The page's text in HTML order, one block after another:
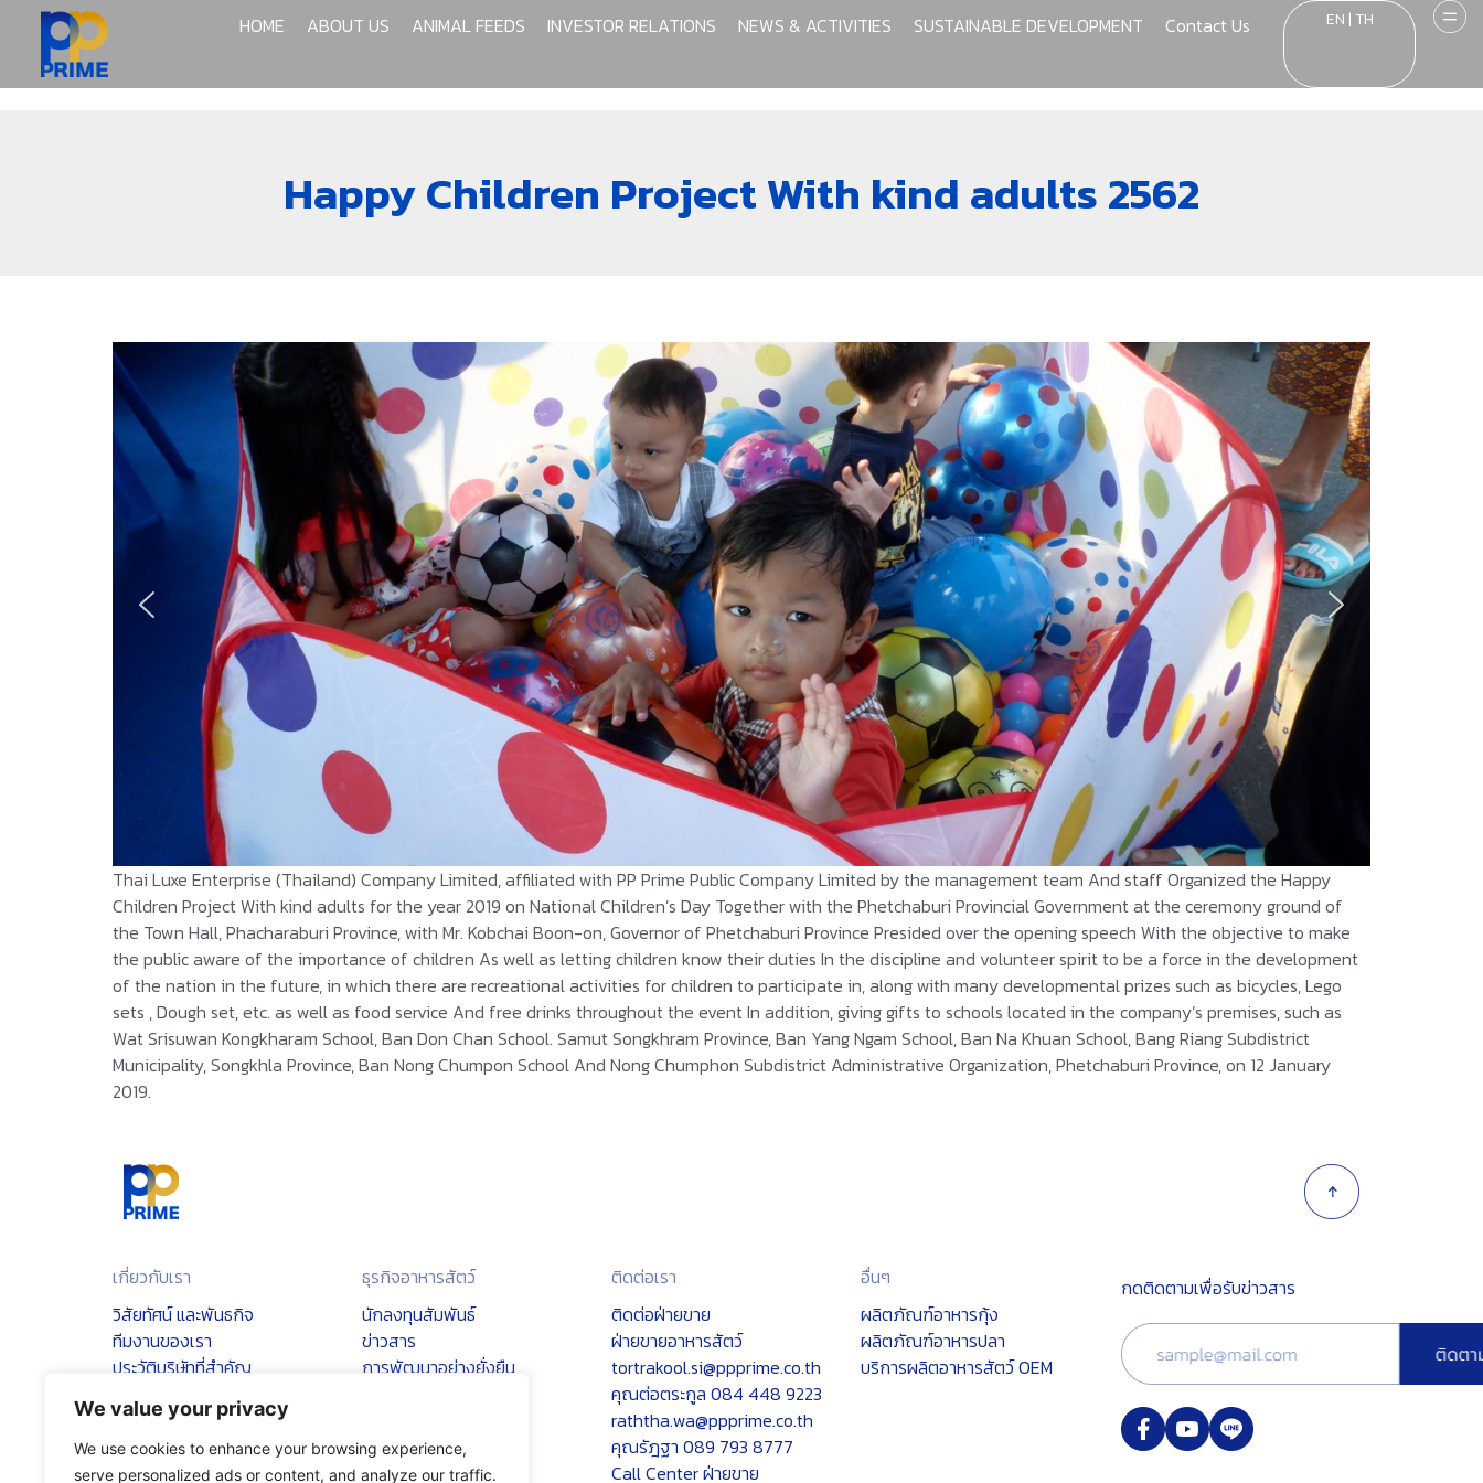
We value your privacy
We use cookies to enhance your browsing experience,
serve personalized ads or content, and analyze our traffic.
HOME ABOUT US ANIMAL FEEDS INVESTOR RELATIONS NEWS & ACTIVITIES SUSTAINABLE DEVELOPMENT Contact Us EN | TH
Happy Children Project With kind adults 2562
Thai Luxe Enterprise (Thailand) Company Limited, affiliated with PP Prime Public Company Limited by the management team And staff Organized the Happy
Children Project With kind adults for the year 2019 on National Children’s Day Together with the Phetchaburi Provincial Government at the ceremony ground of
the Town Hall, Phacharaburi Province, with Mr. Kobchai Boon-on, Governor of Phetchaburi Province Presided over the opening speech With the objective to make
the public aware of the importance of children As well as letting children know their duties In the discipline and volunteer spirit to be a force in the development
of the nation in the future, in which there are recreational activities for children to participate in, along with many developmental prizes such as bicycles, Lego
sets , Dough set, etc. as well as food service And free drinks throughout the event In addition, giving gifts to schools located in the company’s premises, such as
Wat Srisuwan Kongkharam School, Ban Don Chan School. Samut Songkhram Province, Ban Yang Ngam School, Ban Na Khuan School, Bang Riang Subdistrict
Municipality, Songkhla Province, Ban Nong Chumpon School And Nong Chumphon Subdistrict Administrative Organization, Phetchaburi Province, on 12 January
2019.
เกี่ยวกับเรา ธุรกิจอาหารสัตว์ ติดต่อเรา
อื่นๆ
วิสัยทัศน์ และพันธกิจ
ทีมงานของเรา
ประวัติบริษัทที่สำคัญ
นักลงทุนสัมพันธ์
ข่าวสาร
การพัฒนาอย่างยั่งยืน
ติดต่อฝ่ายขาย
ฝ่ายขายอาหารสัตว์
tortrakool.si@ppprime.co.th
คุณต่อตระกูล 084 448 9223
raththa.wa@ppprime.co.th
คุณรัฎฐา 089 793 8777
Call Center ฝ่ายขาย
ผลิตภัณฑ์อาหารกุ้ง
ผลิตภัณฑ์อาหารปลา
บริการผลิตอาหารสัตว์ OEM
กดติดตามเพื่อรับข่าวสาร